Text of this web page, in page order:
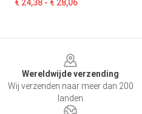
€ 24,38 - € 28,06
Wereldwijde verzending
Wij verzenden naar meer dan 200
landen